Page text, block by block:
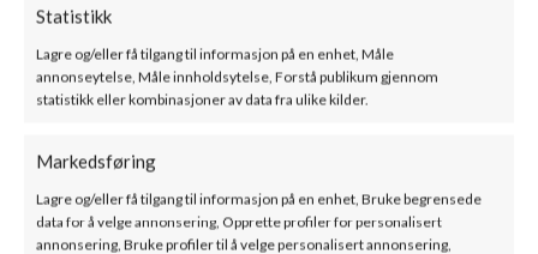
Statistikk
Lagre og/eller få tilgang til informasjon på en enhet, Måle
annonseytelse, Måle innholdsytelse, Forstå publikum gjennom
statistikk eller kombinasjoner av data fra ulike kilder.
Markedsføring
Lagre og/eller få tilgang til informasjon på en enhet, Bruke begrensede
data for å velge annonsering, Opprette profiler for personalisert
annonsering, Bruke profiler til å velge personalisert annonsering,
Helisolert feieluke element
– Norvai
SKU: he150fl
Helisolert låsebånd
m/feste for barduner ø150
1057 kr ink. mva